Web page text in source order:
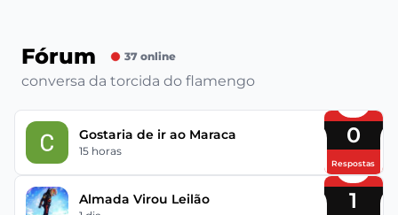
Fórum 37 online
conversa da torcida do flamengo
Gostaria de ir ao Maraca
15 horas
0
Respostas
Almada Virou Leilão 1